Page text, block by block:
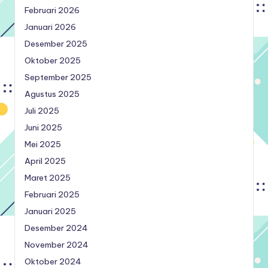
Februari 2026
Januari 2026
Desember 2025
Oktober 2025
September 2025
Agustus 2025
Juli 2025
Juni 2025
Mei 2025
April 2025
Maret 2025
Februari 2025
Januari 2025
Desember 2024
November 2024
Oktober 2024